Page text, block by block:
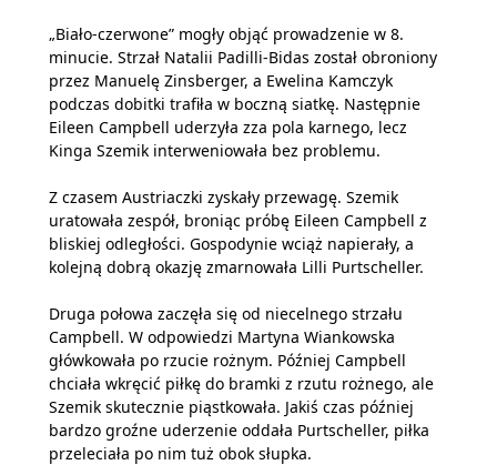
„Biało-czerwone” mogły objąć prowadzenie w 8.
minucie. Strzał Natalii Padilli-Bidas został obroniony
przez Manuelę Zinsberger, a Ewelina Kamczyk
podczas dobitki trafiła w boczną siatkę. Następnie
Eileen Campbell uderzyła zza pola karnego, lecz
Kinga Szemik interweniowała bez problemu.
Z czasem Austriaczki zyskały przewagę. Szemik
uratowała zespół, broniąc próbę Eileen Campbell z
bliskiej odległości. Gospodynie wciąż napierały, a
kolejną dobrą okazję zmarnowała Lilli Purtscheller.
Druga połowa zaczęła się od niecelnego strzału
Campbell. W odpowiedzi Martyna Wiankowska
główkowała po rzucie rożnym. Później Campbell
chciała wkręcić piłkę do bramki z rzutu rożnego, ale
Szemik skutecznie piąstkowała. Jakiś czas później
bardzo groźne uderzenie oddała Purtscheller, piłka
przeleciała po nim tuż obok słupka.